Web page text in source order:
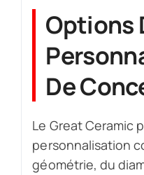
Options
De
Le Great Ceramic
personnalisation
géométrie, du